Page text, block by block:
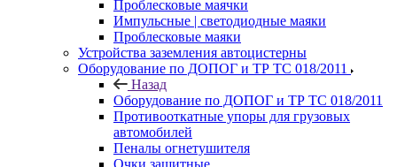
Проблесковые маячки
Импульсные | светодиодные маяки
Проблесковые маяки
Устройства заземления автоцистерны
Оборудование по ДОПОГ и ТР ТС 018/2011
Назад
Оборудование по ДОПОГ и ТР ТС 018/2011
Противооткатные упоры для грузовых
автомобилей
Пеналы огнетушителя
Очки защитные